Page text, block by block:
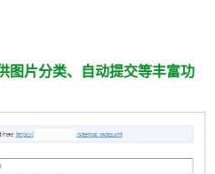
图片分类、自动提交等丰富功